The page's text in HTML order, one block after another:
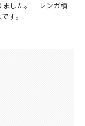
ました。 レンガ積
す。